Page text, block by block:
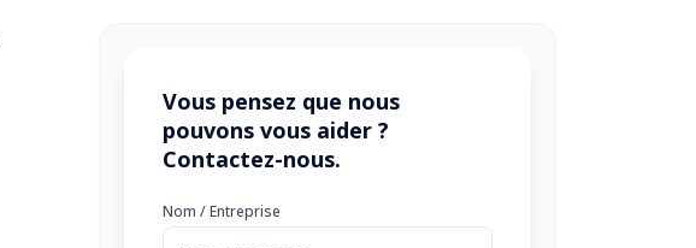
Vous pensez que nous
pouvons vous aider ?
Contactez-nous.
Nom / Entreprise